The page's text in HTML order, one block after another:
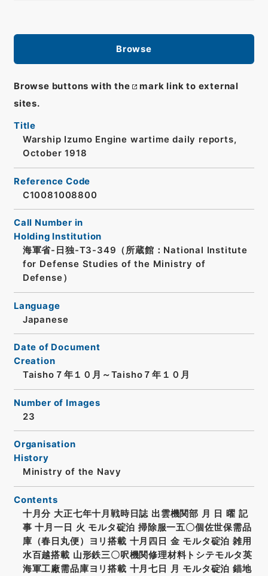
Browse
Browse buttons with the
mark link to external
sites.
Title
Warship Izumo Engine wartime daily reports,
October 1918
Reference Code
C10081008800
Call Number in
Holding Institution
海軍省-日独-T3-349（所蔵館：National Institute
for Defense Studies of the Ministry of
Defense）
Language
Japanese
Date of Document
Creation
Taisho７年１０月～Taisho７年１０月
Number of Images
23
Organisation
History
Ministry of the Navy
Contents
十月分 大正七年十月戦時日誌 出雲機関部 月 日 曜 記
事 十月一日 火 モルタ碇泊 掃除服一五〇個佐世保需品
庫（春日丸便）ヨリ搭載 十月四日 金 モルタ碇泊 雑用
水百越搭載 山形鉄三〇呎機関修理材料トシテモルタ英
海軍工廠需品庫ヨリ搭載 十月七日 月 モルタ碇泊 錨地